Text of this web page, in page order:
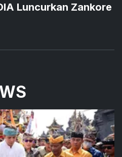
Luncurkan Zankore